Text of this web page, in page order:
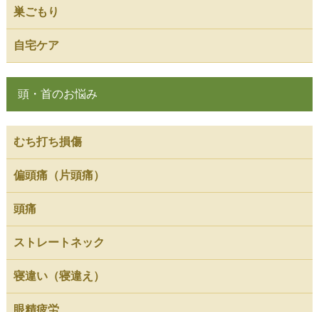
巣ごもり
自宅ケア
頭・首のお悩み
むち打ち損傷
偏頭痛（片頭痛）
頭痛
ストレートネック
寝違い（寝違え）
眼精疲労